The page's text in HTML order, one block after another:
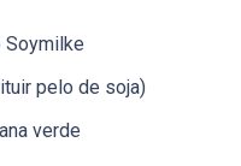
Soymilke
pelo de soja)
verde